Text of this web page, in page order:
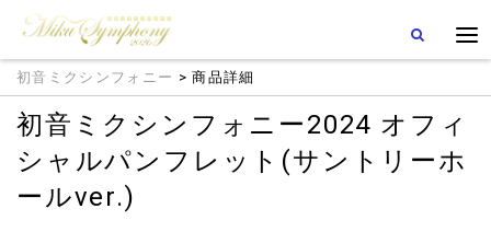
初音ミクシンフォニー > 商品詳細
初音ミクシンフォニー2024 オフィ
シャルパンフレット(サントリーホ
ールver.)